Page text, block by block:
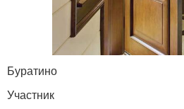
Буратино
Участник